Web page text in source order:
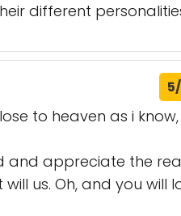
different
to heaven as i
and appreciate the
us. Oh, and you will